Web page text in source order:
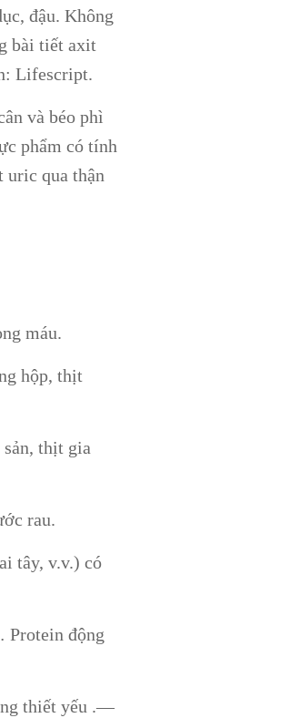
đậu. Không
bài tiết axit
Lifescript.
và béo phì
phẩm có tính
uric qua thận
máu.
hộp, thịt
thịt gia
rau.
tây, v.v.) có
Protein động
thiết yếu .—